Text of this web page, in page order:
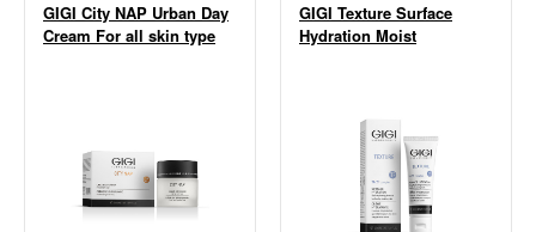
GIGI City NAP Urban Day
Cream For all skin type
GIGI Texture Surface
Hydration Moist